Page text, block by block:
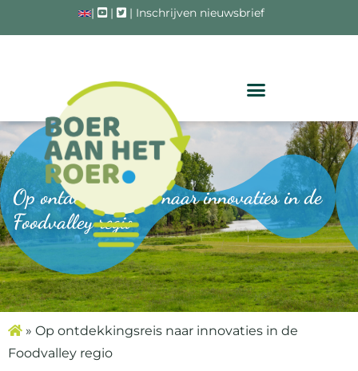
| | | Inschrijven nieuwsbrief
Op ontdekkingsreis naar innovaties in de
Foodvalley regio
» Op ontdekkingsreis naar innovaties in de
Foodvalley regio